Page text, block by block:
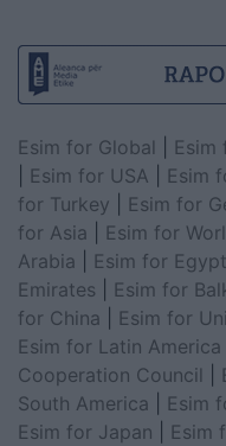
Esim for Global Esim
Esim for USA Esim
for Turkey
Esim for
for Asia
Esim for
Arabia
Esim for Egypt
Emirates
Esim for
for China
Esim for
Esim for Latin America
Cooperation Council
South America
Esim
Esim for Japan
Esim